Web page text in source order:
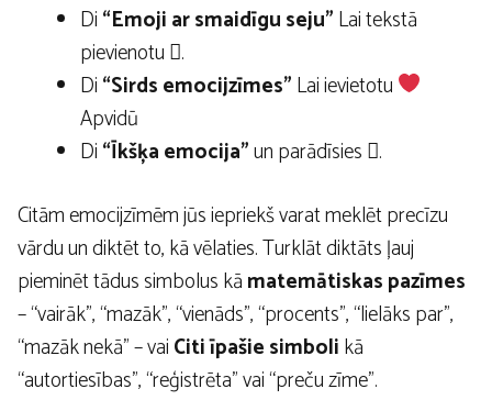
Di“Emoji ar smaidīgu seju”Lai tekstā
pievienotu .
Di“Sirds emocijzīmes”Lai ievietotu
Apvidū
Di“Īkšķa emocija”un parādīsies .
Citām emocijzīmēm jūs iepriekš varat meklēt precīzu
vārdu un diktēt to, kā vēlaties. Turklāt diktāts ļauj
pieminēt tādus simbolus kāmatemātiskas pazīmes
– “vairāk”, “mazāk”, “vienāds”, “procents”, “lielāks par”,
“mazāk nekā” – vaiCiti īpašie simbolikā
“autortiesības”, “reģistrēta” vai “preču zīme”.